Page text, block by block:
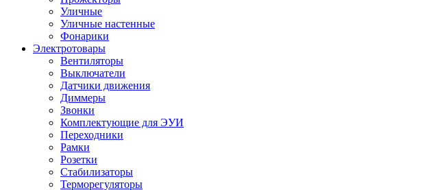
Уличные
Уличные настенные
Фонарики
Электротовары
Вентиляторы
Выключатели
Датчики движения
Диммеры
Звонки
Комплектующие для ЭУИ
Переходники
Рамки
Розетки
Стабилизаторы
Терморегуляторы